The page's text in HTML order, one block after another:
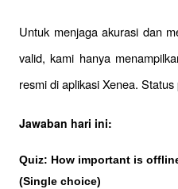
Untuk menjaga akurasi dan
valid, kami hanya
resmi di aplikasi Xenea.
Jawaban hari ini:
Quiz: How important is
(Single choice)